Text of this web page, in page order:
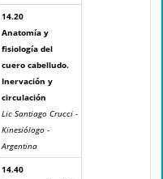
14.20
Anatomía y
fisiología del
cuero cabelludo.
Inervación y
circulación
Lic Santiago Crucci -
Kinesiólogo -
Argentina
14.40